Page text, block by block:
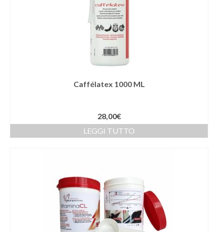
Caffélatex 1000 ML
28,00€
LEGGI TUTTO